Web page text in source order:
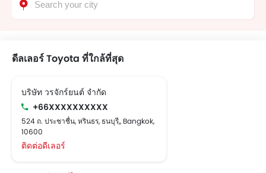
ดีลเลอร์ Toyota ที่ใกล้ที่สุด
บริษัท วรจักร์ยนต์ จำกัด
+66XXXXXXXXXX
524 ถ. ประชาชื่น, หรินธร, ธนบุรี,, Bangkok,
10600
ติดต่อดีเลอร์